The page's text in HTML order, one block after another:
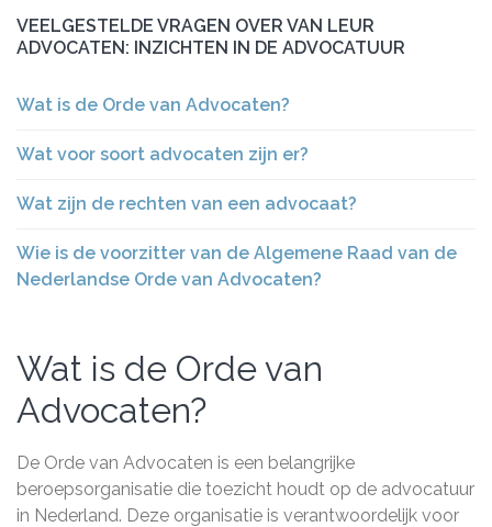
VEELGESTELDE VRAGEN OVER VAN LEUR
ADVOCATEN: INZICHTEN IN DE ADVOCATUUR
Wat is de Orde van Advocaten?
Wat voor soort advocaten zijn er?
Wat zijn de rechten van een advocaat?
Wie is de voorzitter van de Algemene Raad van de
Nederlandse Orde van Advocaten?
Wat is de Orde van
Advocaten?
De Orde van Advocaten is een belangrijke
beroepsorganisatie die toezicht houdt op de advocatuur
in Nederland. Deze organisatie is verantwoordelijk voor